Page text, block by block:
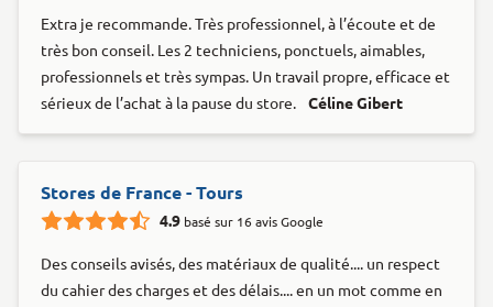
Extra je recommande. Très professionnel, à l’écoute et de
très bon conseil. Les 2 techniciens, ponctuels, aimables,
professionnels et très sympas. Un travail propre, efficace et
sérieux de l’achat à la pause du store.
Céline Gibert
Stores de France - Tours
4.9 basé sur 16 avis Google
Des conseils avisés, des matériaux de qualité.... un respect
du cahier des charges et des délais.... en un mot comme en